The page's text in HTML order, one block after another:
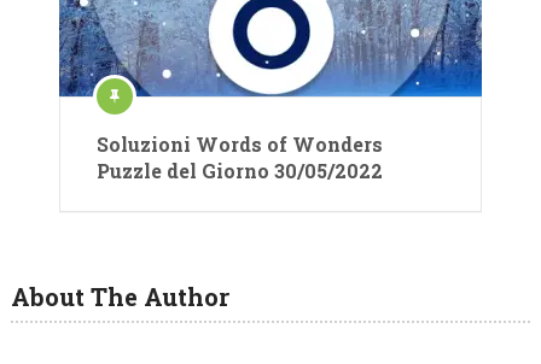
Soluzioni Words of Wonders
Puzzle del Giorno 30/05/2022
About The Author